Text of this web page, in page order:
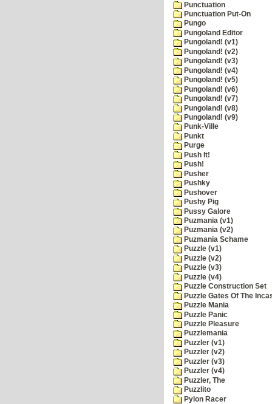
Punctuation
Punctuation Put-On
Pungo
Pungoland Editor
Pungoland! (v1)
Pungoland! (v2)
Pungoland! (v3)
Pungoland! (v4)
Pungoland! (v5)
Pungoland! (v6)
Pungoland! (v7)
Pungoland! (v8)
Pungoland! (v9)
Punk-Ville
Punkt
Purge
Push It!
Push!
Pusher
Pushky
Pushover
Pushy Pig
Pussy Galore
Puzmania (v1)
Puzmania (v2)
Puzmania Schame
Puzzle (v1)
Puzzle (v2)
Puzzle (v3)
Puzzle (v4)
Puzzle Construction Set
Puzzle Gates Of The
Puzzle Mania
Puzzle Panic
Puzzle Pleasure
Puzzlemania
Puzzler (v1)
Puzzler (v2)
Puzzler (v3)
Puzzler (v4)
Puzzler, The
Puzzlito
Pylon Racer